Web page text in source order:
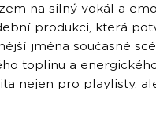
na silný vokál a
produkci, která
jména současné
toplinu a
nejen pro playlisty,